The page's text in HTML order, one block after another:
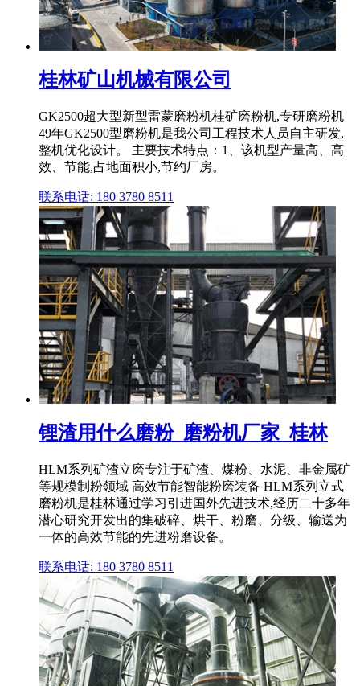
桂林矿山机械有限公司
GK2500超大型新型雷蒙磨粉机桂矿磨粉机,专研磨粉机
49年GK2500型磨粉机是我公司工程技术人员自主研发,
整机优化设计。 主要技术特点：1、该机型产量高、高
效、节能,占地面积小,节约厂房。
联系电话: 180 3780 8511
锂渣用什么磨粉_磨粉机厂家_桂林
HLM系列矿渣立磨专注于矿渣、煤粉、水泥、非金属矿
等规模制粉领域 高效节能智能粉磨装备 HLM系列立式
磨粉机是桂林通过学习引进国外先进技术,经历二十多年
潜心研究开发出的集破碎、烘干、粉磨、分级、输送为
一体的高效节能的先进粉磨设备。
联系电话: 180 3780 8511